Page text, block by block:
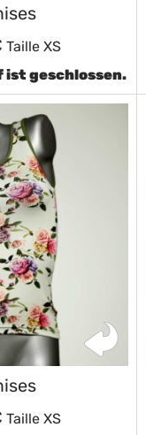
Taille XS
ist geschlossen.
Taille XS